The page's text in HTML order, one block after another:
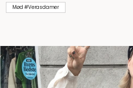
Mød #Verasdamer